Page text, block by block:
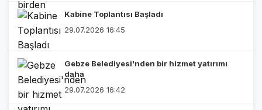
Kabine Toplantısı Başladı
29.07.2026 16:45
Gebze Belediyesi'nden bir hizmet yatırımı
daha
29.07.2026 16:42